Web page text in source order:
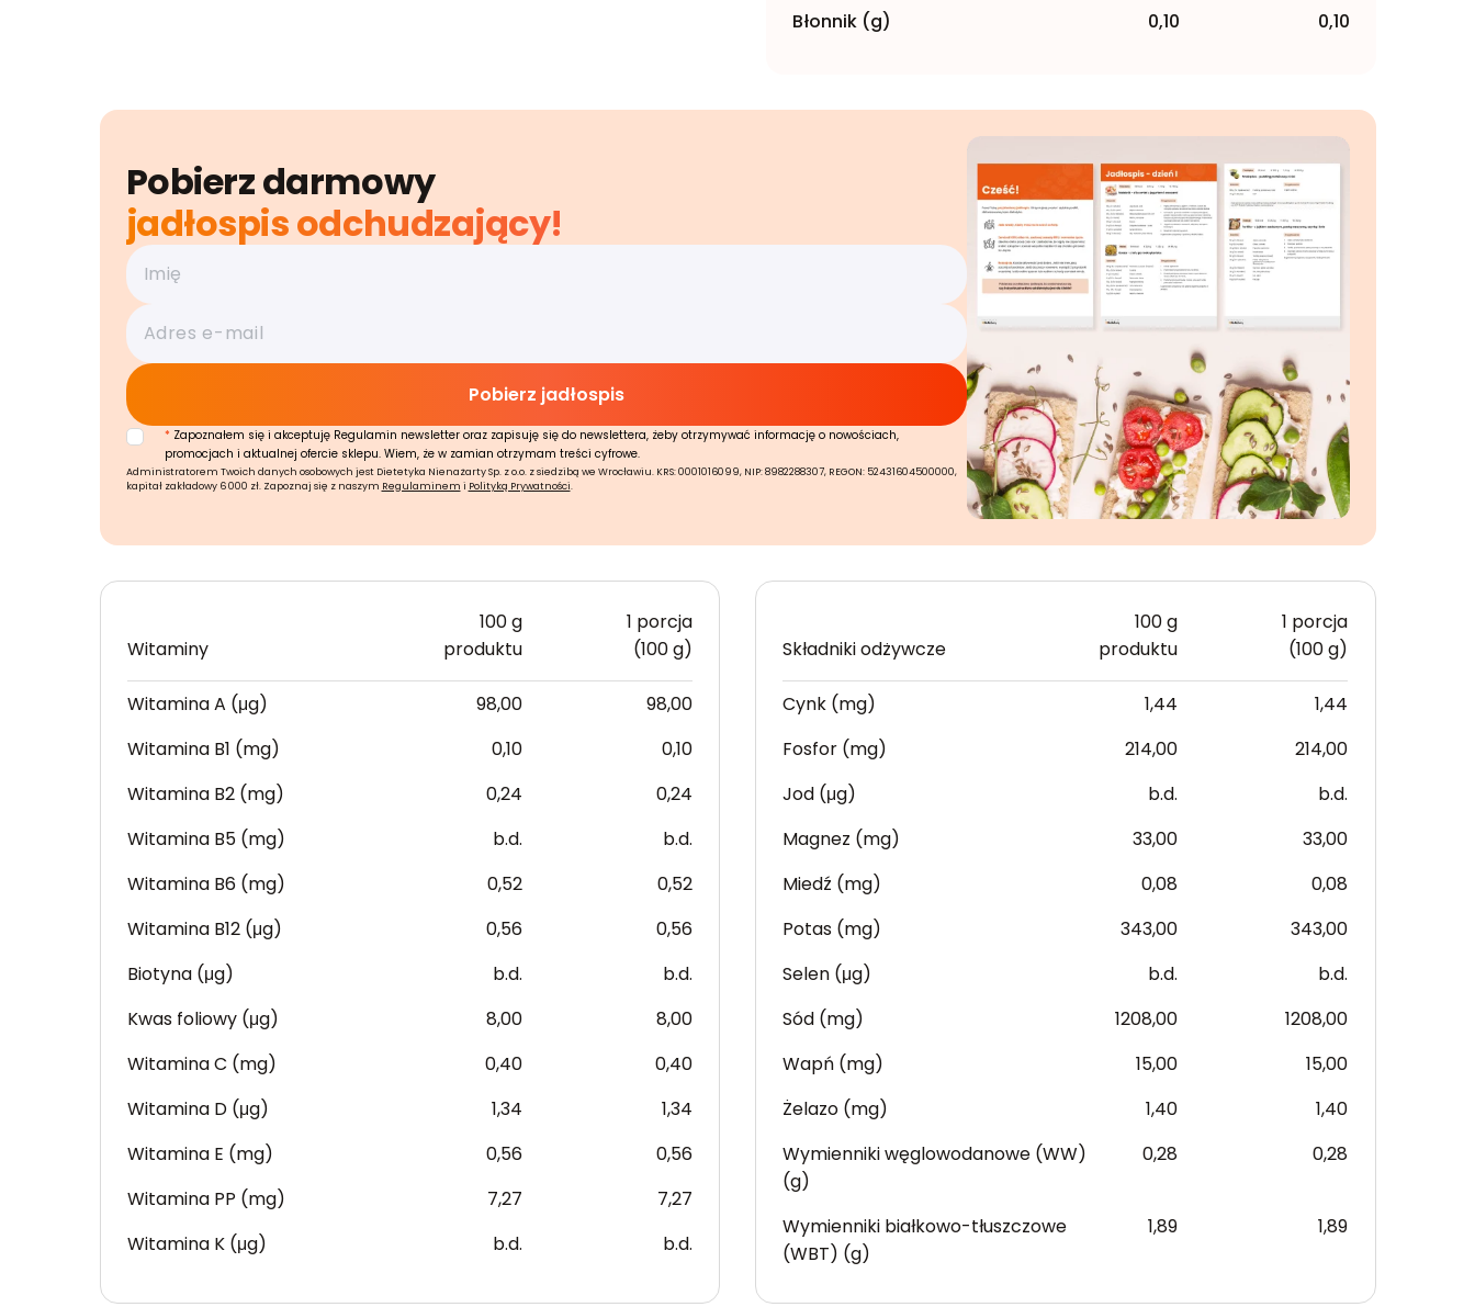
Błonnik (g) 0,10 0,10
Pobierz darmowy
jadłospis odchudzający!
* Zapoznałem się i akceptuję Regulamin newsletter oraz zapisuję się do newslettera, żeby otrzymywać informację o nowościach,
promocjach i aktualnej ofercie sklepu. Wiem, że w zamian otrzymam treści cyfrowe.
Administratorem Twoich danych osobowych jest Dietetyka Nienażarty Sp. z o.o. z siedzibą we Wrocławiu. KRS: 0001016099, NIP: 8982288307, REGON: 52431604500000,
kapitał zakładowy 6 000 zł. Zapoznaj się z naszym Regulaminem i Polityką Prywatności.
Witaminy
100 g
produktu
1 porcja
(100 g)
Witamina A (μg) 98,00
98,00
Witamina B1 (mg)
0,10
0,10
Witamina B2 (mg)
0,24
0,24
Witamina B5 (mg)
b.d.
b.d.
Witamina B6 (mg)
0,52
0,52
Witamina B12 (μg)
0,56
0,56
Biotyna (μg)
b.d.
b.d.
Kwas foliowy (μg)
8,00
8,00
Witamina C (mg)
0,40
0,40
Witamina D (μg)
1,34
1,34
Witamina E (mg)
0,56
0,56
Witamina PP (mg)
7,27
7,27
Witamina K (μg)
b.d. b.d.
Składniki odżywcze
100 g
produktu
1 porcja
(100 g)
Cynk (mg) 1,44
1,44
Fosfor (mg)
214,00
214,00
Jod (μg)
b.d.
b.d.
Magnez (mg)
33,00
33,00
Miedź (mg)
0,08
0,08
Potas (mg)
343,00
343,00
Selen (μg)
b.d.
b.d.
Sód (mg)
1208,00
1208,00
Wapń (mg)
15,00
15,00
Żelazo (mg)
1,40
1,40
Wymienniki węglowodanowe (WW)
(g)
0,28 0,28
Wymienniki białkowo-tłuszczowe
(WBT) (g)
1,89 1,89